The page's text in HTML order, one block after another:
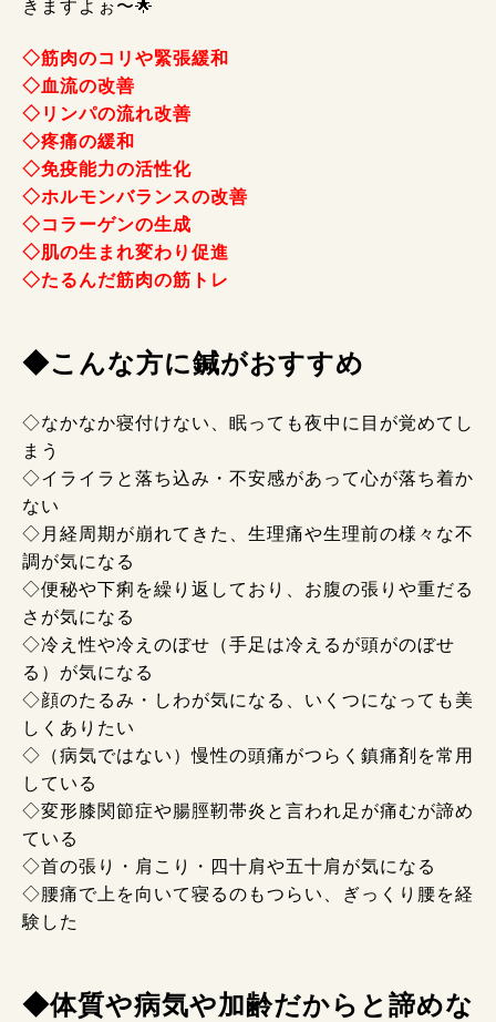
きますよぉ〜🌟
◇筋肉のコリや緊張緩和
◇血流の改善
◇リンパの流れ改善
◇疼痛の緩和
◇免疫能力の活性化
◇ホルモンバランスの改善
◇コラーゲンの生成
◇肌の生まれ変わり促進
◇たるんだ筋肉の筋トレ
◆こんな方に鍼がおすすめ
◇なかなか寝付けない、眠っても夜中に目が覚めてし
まう
◇イライラと落ち込み・不安感があって心が落ち着か
ない
◇月経周期が崩れてきた、生理痛や生理前の様々な不
調が気になる
◇便秘や下痢を繰り返しており、お腹の張りや重だる
さが気になる
◇冷え性や冷えのぼせ（手足は冷えるが頭がのぼせ
る）が気になる
◇顔のたるみ・しわが気になる、いくつになっても美
しくありたい
◇（病気ではない）慢性の頭痛がつらく鎮痛剤を常用
している
◇変形膝関節症や腸脛靭帯炎と言われ足が痛むが諦め
ている
◇首の張り・肩こり・四十肩や五十肩が気になる
◇腰痛で上を向いて寝るのもつらい、ぎっくり腰を経
験した
◆体質や病気や加齢だからと諦めな